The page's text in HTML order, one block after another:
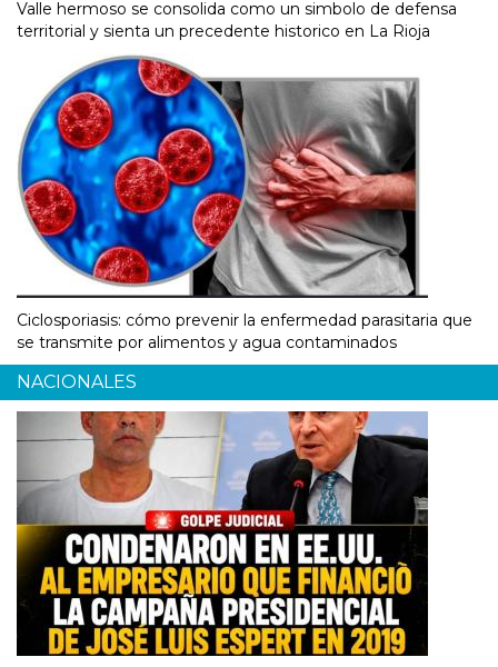
Valle hermoso se consolida como un simbolo de defensa
territorial y sienta un precedente historico en La Rioja
Ciclosporiasis: cómo prevenir la enfermedad parasitaria que
se transmite por alimentos y agua contaminados
NACIONALES